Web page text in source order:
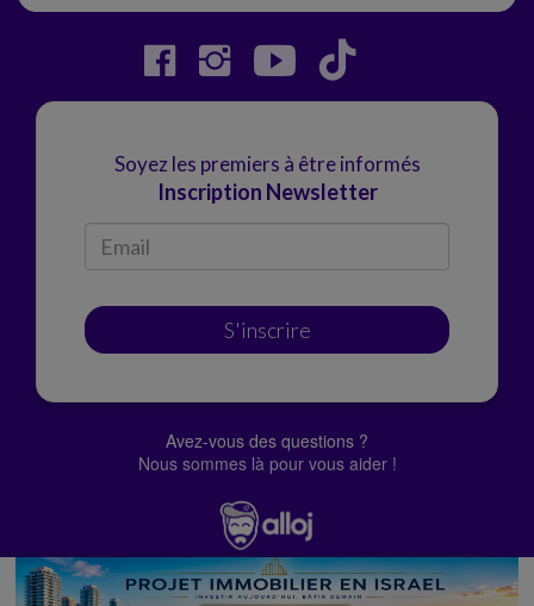
Soyez les premiers à être informés
Inscription Newsletter
S'inscrire
Avez-vous des questions ?
Nous sommes là pour vous aider !
© Alloj.2022 Tous droits réservés